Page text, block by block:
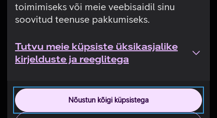
toimimiseks või meie veebisaidil sinu
soovitud teenuse pakkumiseks.
Tutvu meie küpsiste üksikasjalike
kirjelduste ja reeglitega
Nõustun kõigi küpsistega